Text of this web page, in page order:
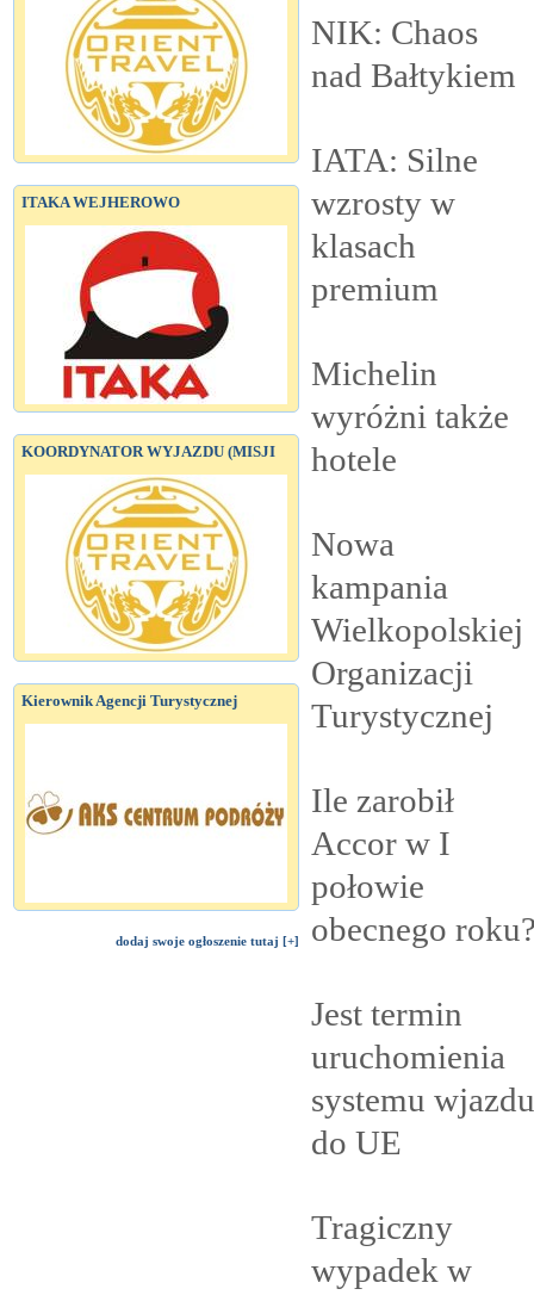
ITAKA WEJHEROWO
KOORDYNATOR WYJAZDU (MISJI
Kierownik Agencji Turystycznej
dodaj swoje ogłoszenie tutaj [+]
NIK: Chaos
nad Bałtykiem
IATA: Silne
wzrosty w
klasach
premium
Michelin
wyróżni także
hotele
Nowa
kampania
Wielkopolskiej
Organizacji
Turystycznej
Ile zarobił
Accor w I
połowie
obecnego
Jest termin
uruchomienia
systemu wjazdu
do UE
Tragiczny
wypadek w